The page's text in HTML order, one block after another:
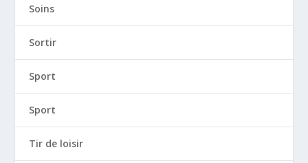
Soins
Sortir
Sport
Sport
Tir de loisir